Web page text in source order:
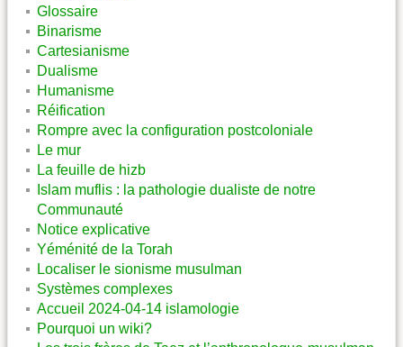
Glossaire
Binarisme
Cartesianisme
Dualisme
Humanisme
Réification
Rompre avec la configuration postcoloniale
Le mur
La feuille de hizb
Islam muflis : la pathologie dualiste de notre
Communauté
Notice explicative
Yéménité de la Torah
Localiser le sionisme musulman
Systèmes complexes
Accueil 2024-04-14 islamologie
Pourquoi un wiki?